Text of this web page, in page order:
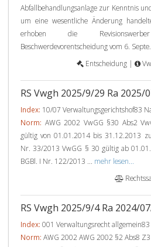
Abfallbehandlungsanlage zur Kenntnis
um eine wesentliche Änderung
erhoben die
Beschwerdevorentscheidung vom 6. Septe...
Entscheidung |
RS Vwgh 2025/9/29 Ra 2025/
Index: 10/07 Verwaltungsgerichtshof83
Norm: AWG 2002 VwGG §30 Abs2
gültig von 01.01.2014 bis 31.12.2013
Nr. 33/2013 VwGG § 30 gültig ab
BGBl. I Nr. 122/2013 ... mehr lesen...
RS Vwgh 2025/9/4 Ra 2024/
Index: 001 Verwaltungsrecht
Norm: AWG 2002 AWG 2002 §2 Abs8